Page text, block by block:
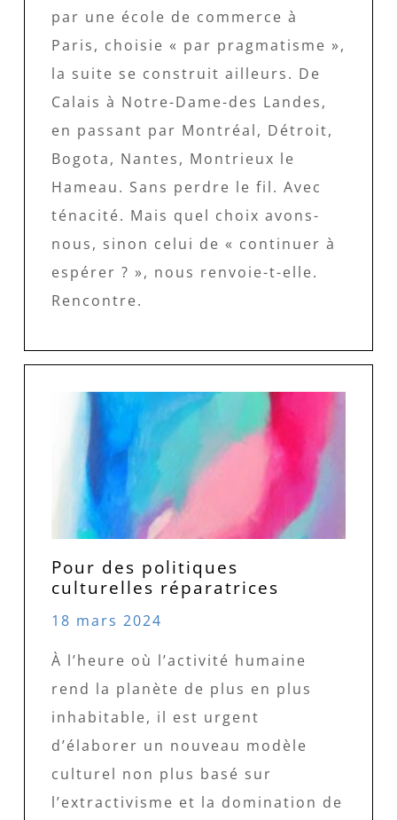
par une école de commerce à
Paris, choisie « par pragmatisme »,
la suite se construit ailleurs. De
Calais à Notre-Dame-des Landes,
en passant par Montréal, Détroit,
Bogota, Nantes, Montrieux le
Hameau. Sans perdre le fil. Avec
ténacité. Mais quel choix avons-
nous, sinon celui de « continuer à
espérer ? », nous renvoie-t-elle.
Rencontre.
Pour des politiques
culturelles réparatrices
18 mars 2024
À l’heure où l’activité humaine
rend la planète de plus en plus
inhabitable, il est urgent
d’élaborer un nouveau modèle
culturel non plus basé sur
l’extractivisme et la domination de